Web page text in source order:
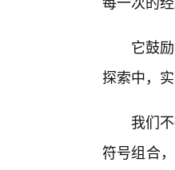
它鼓
探索中，
我们
符号组合